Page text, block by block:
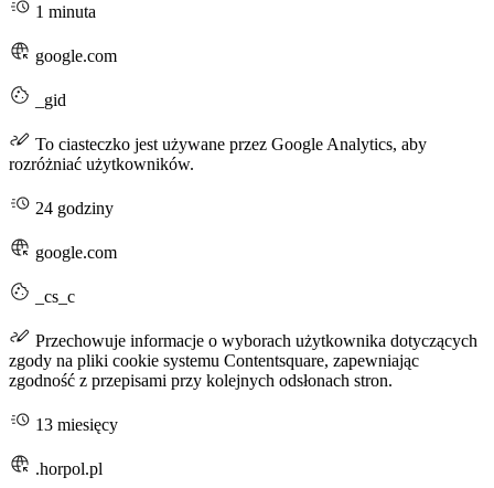
1 minuta
google.com
_gid
To ciasteczko jest używane przez Google Analytics, aby
rozróżniać użytkowników.
24 godziny
google.com
_cs_c
Przechowuje informacje o wyborach użytkownika dotyczących
zgody na pliki cookie systemu Contentsquare, zapewniając
zgodność z przepisami przy kolejnych odsłonach stron.
13 miesięcy
.horpol.pl